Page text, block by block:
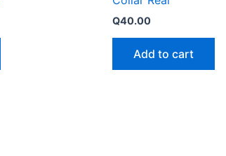
Q40.00
Add to cart